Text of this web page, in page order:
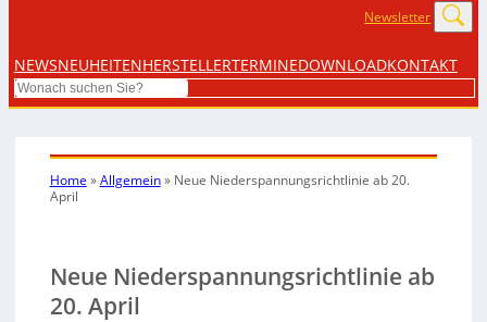
Newsletter
NEWSNEUHEITENHERSTELLERTERMINEDOWNLOADKONTAKT
Search
Home »Allgemein» Neue Niederspannungsrichtlinie ab 20.
April
Neue Niederspannungsrichtlinie ab
20. April